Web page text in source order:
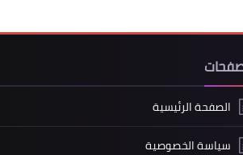
الصفحة الرئيسية
سياسة الخصوصية